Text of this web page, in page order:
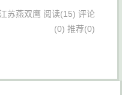
苏燕双鹰 阅读(15) 评论
(0) 推荐(0)